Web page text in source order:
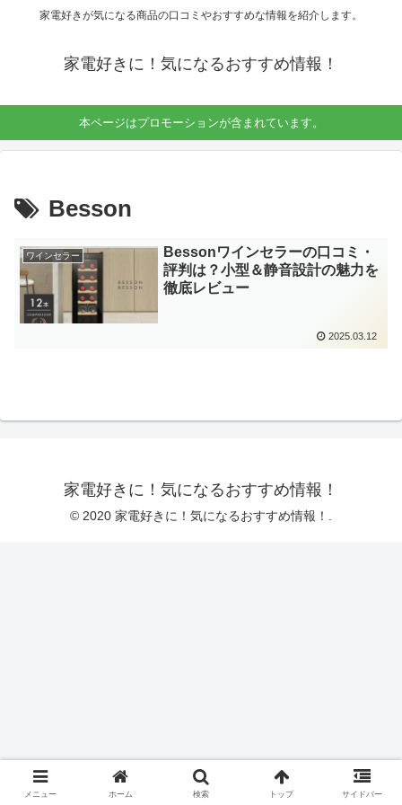
家電好きが気になる商品の口コミやおすすめな情報を紹介します。
家電好きに！気になるおすすめ情報！
本ページはプロモーションが含まれています。
Besson
ワインセラー
Bessonワインセラーの口コミ・
評判は？小型＆静音設計の魅力を
徹底レビュー
2025.03.12
家電好きに！気になるおすすめ情報！
© 2020 家電好きに！気になるおすすめ情報！.
メニュー ホーム 検索 トップ サイドバー